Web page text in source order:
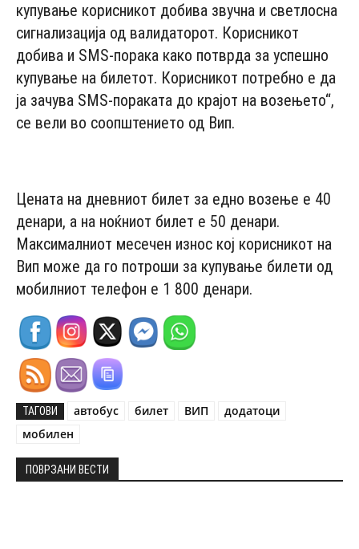
купување корисникот добива звучна и светлосна
сигнализација од валидаторот. Корисникот
добива и SMS-порака како потврда за успешно
купување на билетот. Корисникот потребно е да
ја зачува SMS-пораката до крајот на возењето“,
се вели во соопштението од Вип.
Цената на дневниот билет за едно возење е 40
денари, а на ноќниот билет е 50 денари.
Максималниот месечен износ кој корисникот на
Вип може да го потроши за купување билети од
мобилниот телефон е 1 800 денари.
ТАГОВИ автобус билет ВИП
додатоци
мобилен
ПОВРЗАНИ ВЕСТИ